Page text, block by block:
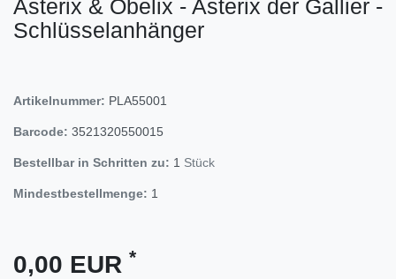
Asterix & Obelix - Asterix der Gallier -
Schlüsselanhänger
Artikelnummer: PLA55001
Barcode: 3521320550015
Bestellbar in Schritten zu: 1 Stück
Mindestbestellmenge: 1
0,00 EUR *